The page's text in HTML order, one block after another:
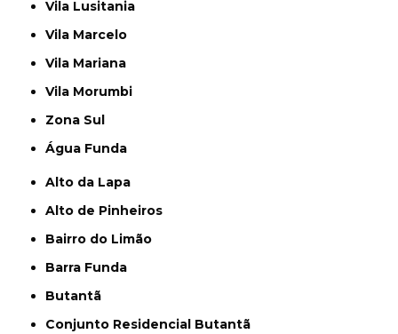
Vila Lusitania
Vila Marcelo
Vila Mariana
Vila Morumbi
Zona Sul
Água Funda
Alto da Lapa
Alto de Pinheiros
Bairro do Limão
Barra Funda
Butantã
Conjunto Residencial Butantã